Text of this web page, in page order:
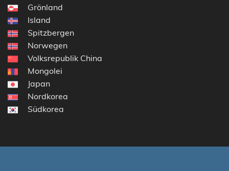
Grönland
Island
Spitzbergen
Norwegen
Volksrepublik China
Mongolei
Japan
Nordkorea
Südkorea